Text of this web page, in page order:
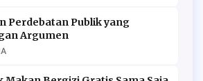
Perdebatan Publik yang
Argumen